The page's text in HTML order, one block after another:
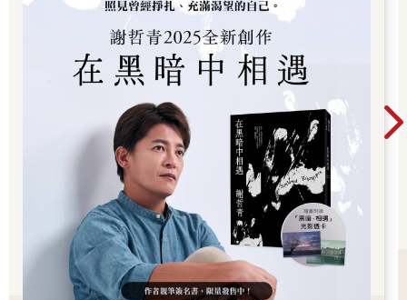
了一個沒有會議的日子，轉換心情到水道橋店住了一晚。水道橋
店一樣由平田晃久設計，白色的建築物佇立在高架橋、水道旁；
高層部有層透明的空間，是提供旅人休憩的大廳，同時有著辦公
空間出租的服務。水道橋店在下午兩點就能Check-in，若有辦公
需求，也可提早到位於六樓的不規則的階梯式空間工作，選擇自
己喜歡的位置與風景工作或會議；大窗外是忙碌的首都高速公路
風景，當天色漸暗，也是該下班休息的時候了。
吃過晚餐、帶著9hours提供的毛巾，到乾淨的共用衛浴洗漱，換
上館內舒服的睡衣、寫著可愛9h標誌的拖鞋，便窩進如蟬蛹般的
膠囊裡。柔軟的床褥上擺著可愛的豆形枕頭，那是傳統老店
KITAMURA MAKURA為了膠囊所特製的，只為給旅人最棒的睡
眠。躺在膠囊裡，超時空感的空間漫著微光，辛勞一天的疲憊也
慢慢被舒緩。
疫情時代的旅宿業，因為少了海外旅人的來訪，提出了許多吸引
日本國內旅人的新方案，9hours也在這個時期開發了睡眠分析服